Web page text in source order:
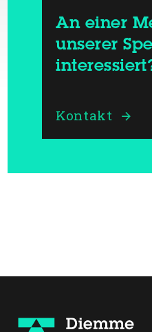
An einer
unserer
Kontakt